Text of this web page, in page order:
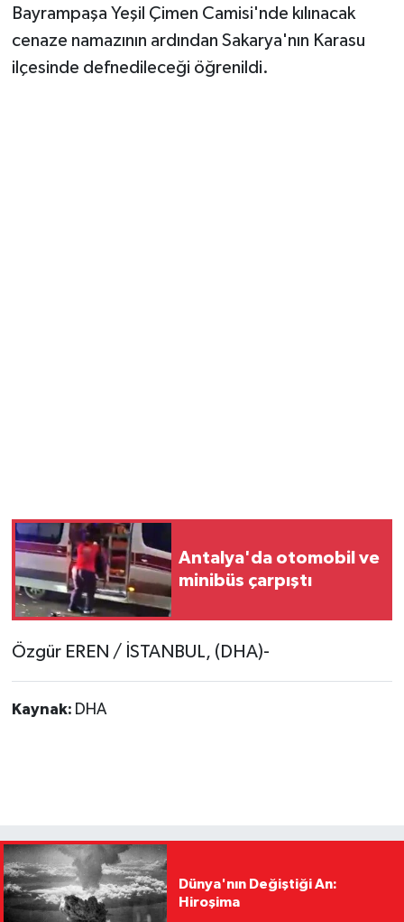
Bayrampaşa Yeşil Çimen Camisi'nde kılınacak
cenaze namazının ardından Sakarya'nın Karasu
ilçesinde defnedileceği öğrenildi.
Antalya'da otomobil ve
minibüs çarpıştı
Özgür EREN / İSTANBUL, (DHA)-
Kaynak: DHA
Dünya'nın Değiştiği An:
Hiroşima